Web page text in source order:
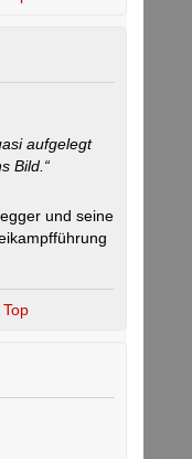
aufgelegt
Bild.“
und seine